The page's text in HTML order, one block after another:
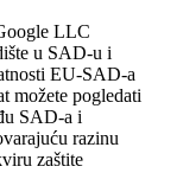
LLC
u SAD-u i
EU-SAD-a
možete pogledati
SAD-a i
razinu
zaštite